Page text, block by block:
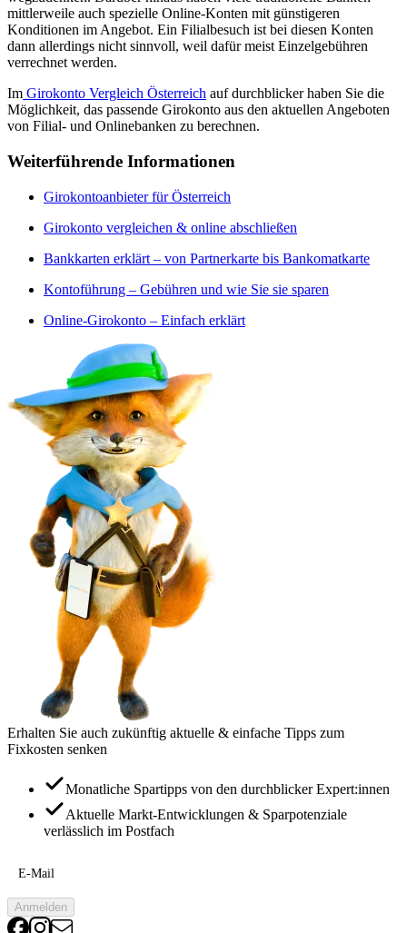
mittlerweile auch spezielle Online-Konten mit günstigeren
Konditionen im Angebot. Ein Filialbesuch ist bei diesen Konten
dann allerdings nicht sinnvoll, weil dafür meist Einzelgebühren
verrechnet werden.
Im Girokonto Vergleich Österreich auf durchblicker haben Sie die
Möglichkeit, das passende Girokonto aus den aktuellen Angeboten
von Filial- und Onlinebanken zu berechnen.
Weiterführende Informationen
Girokontoanbieter für Österreich
Girokonto vergleichen & online abschließen
Bankkarten erklärt – von Partnerkarte bis Bankomatkarte
Kontoführung – Gebühren und wie Sie sie sparen
Online-Girokonto – Einfach erklärt
Erhalten Sie auch zukünftig aktuelle & einfache Tipps zum
Fixkosten senken
Monatliche Spartipps von den durchblicker Expert:innen
Aktuelle Markt-Entwicklungen & Sparpotenziale
verlässlich im Postfach
E-Mail
Anmelden